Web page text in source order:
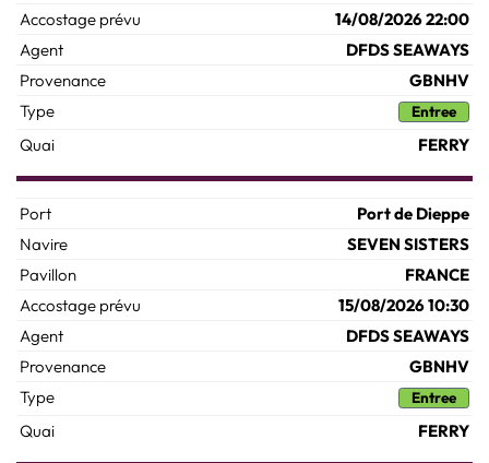
14/08/2026 22:00
DFDS SEAWAYS
GBNHV
Entree
FERRY
Port de Dieppe
SEVEN SISTERS
FRANCE
15/08/2026 10:30
DFDS SEAWAYS
GBNHV
Entree
FERRY